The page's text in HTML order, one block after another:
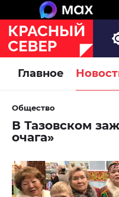
Главное
Общество
В Тазовском
очага»